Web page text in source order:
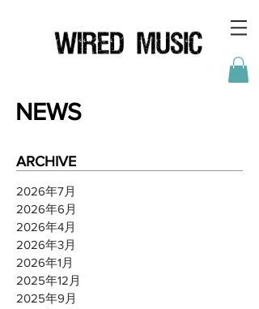
NEWS
ARCHIVE
2026年7月
2026年6月
2026年4月
2026年3月
2026年1月
2025年12月
2025年9月